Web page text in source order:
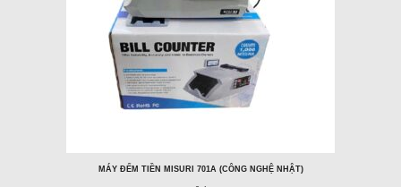
MÁY ĐẾM TIỀN MISURI 701A (CÔNG NGHỆ NHẬT)